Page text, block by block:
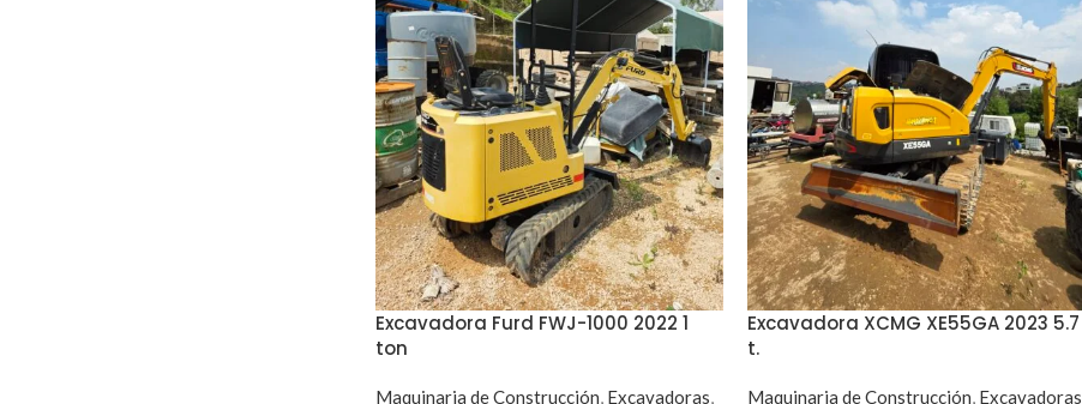
Excavadora Furd FWJ-1000 2022 1
ton
Maquinaria de Construcción, Excavadoras,
Excavadora XCMG XE55GA 2023 5.7
t.
Maquinaria de Construcción, Excavadoras